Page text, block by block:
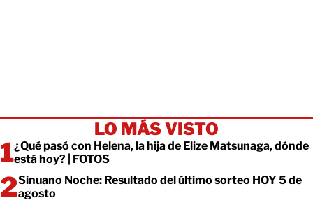
LO MÁS VISTO
¿Qué pasó con Helena, la hija de Elize Matsunaga, dónde
está hoy? | FOTOS
Sinuano Noche: Resultado del último sorteo HOY 5 de
agosto